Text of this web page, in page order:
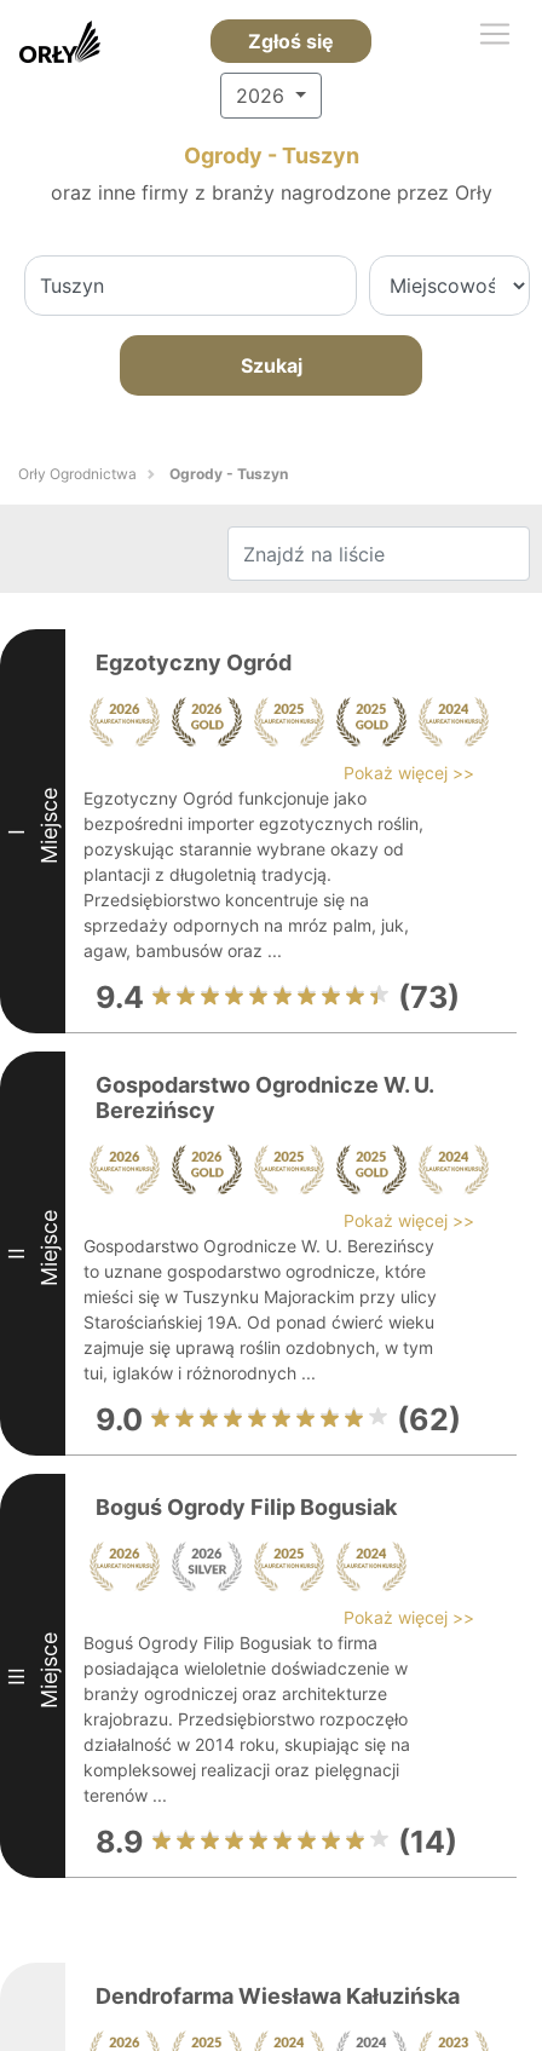
Zgłoś się
2026
Ogrody - Tuszyn
oraz inne firmy z branży nagrodzone przez Orły
Szukaj
Orły Ogrodnictwa Ogrody - Tuszyn
I Miejsce
Egzotyczny Ogród
Pokaż więcej >>
Egzotyczny Ogród funkcjonuje jako
bezpośredni importer egzotycznych roślin,
pozyskując starannie wybrane okazy od
plantacji z długoletnią tradycją.
Przedsiębiorstwo koncentruje się na
sprzedaży odpornych na mróz palm, juk,
agaw, bambusów oraz ...
9.4 (73)
II Miejsce
Gospodarstwo Ogrodnicze W. U.
Berezińscy
Pokaż więcej >>
Gospodarstwo Ogrodnicze W. U. Berezińscy
to uznane gospodarstwo ogrodnicze, które
mieści się w Tuszynku Majorackim przy ulicy
Starościańskiej 19A. Od ponad ćwierć wieku
zajmuje się uprawą roślin ozdobnych, w tym
tui, iglaków i różnorodnych ...
9.0 (62)
III Miejsce
Boguś Ogrody Filip Bogusiak
Pokaż więcej >>
Boguś Ogrody Filip Bogusiak to firma
posiadająca wieloletnie doświadczenie w
branży ogrodniczej oraz architekturze
krajobrazu. Przedsiębiorstwo rozpoczęło
działalność w 2014 roku, skupiając się na
kompleksowej realizacji oraz pielęgnacji
terenów ...
8.9 (14)
Dendrofarma Wiesława Kałuzińska